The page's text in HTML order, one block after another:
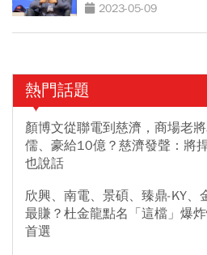
2023-05-09
熱門話題
顏博文從聯電到慈濟，商場老
儒、豪給10億？慈濟發聲：將
也說話
欣興、南電、景碩、臻鼎-KY、
最賺？杜金龍點名「這檔」爆
首選